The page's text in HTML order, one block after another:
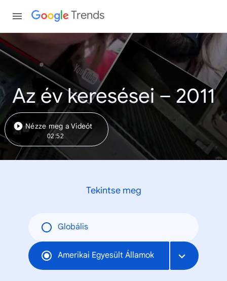
Trends
Az év keresései – 2011
Nézze meg a Videót
02:52
Tekintse meg
Globális
Amerikai Egyesült Államok